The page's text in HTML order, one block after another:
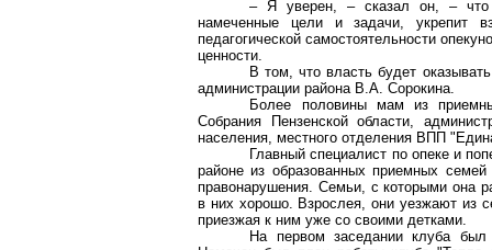
– Я уверен, – сказал он, – что
намеченные цели и задачи, укрепит
педагогической самостоятельности
ценности.
В том, что власть будет
администрации района В.А. Сорокина.
Более половины мам из
Собрания Пензенской области,
населения, местного отделения ВПП
Главный специалист по опеке и
районе из образованных приемных
правонарушения. Семьи, с которыми она
в них хорошо. Взрослея, они уезжают из
приезжая к ним уже со своими детками.
На первом заседании клуба